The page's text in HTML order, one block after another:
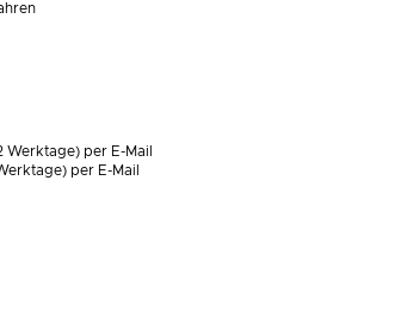
per E-Mail
per E-Mail